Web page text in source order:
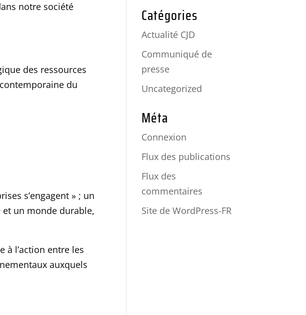
notre société
des ressources
du
s’engagent » ; un
et un monde durable,
à l’action entre les
auxquels
Catégories
Actualité CJD
Communiqué de
presse
Uncategorized
Méta
Connexion
Flux des publications
Flux des
commentaires
Site de WordPress-FR